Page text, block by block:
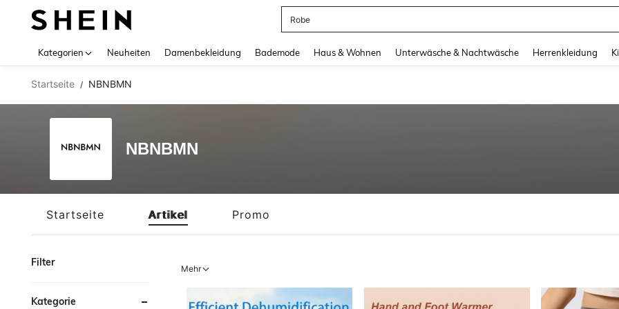
Jumpsuit Damen
Kategorien Neuheiten Damenbekleidung Bademode Haus & Wohnen Unterwäsche & Nachtwäsche Herrenkleidung
Startseite / NBNBMN
NBNBMN
Startseite Artikel Promo
Filter
Kategorie
Mehr